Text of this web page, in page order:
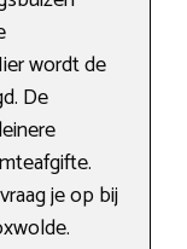
wordt de
De
je op bij